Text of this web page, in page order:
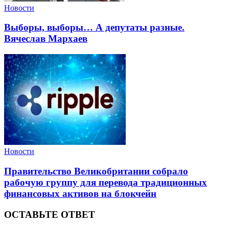
Новости
Выборы, выборы… А депутаты разные.
Вячеслав Мархаев
Новости
Правительство Великобритании собрало
рабочую группу для перевода традиционных
финансовых активов на блокчейн
ОСТАВЬТЕ ОТВЕТ